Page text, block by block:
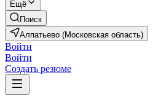
Ещё
Поиск
Алпатьево (Московская область)
Войти
Войти
Создать резюме